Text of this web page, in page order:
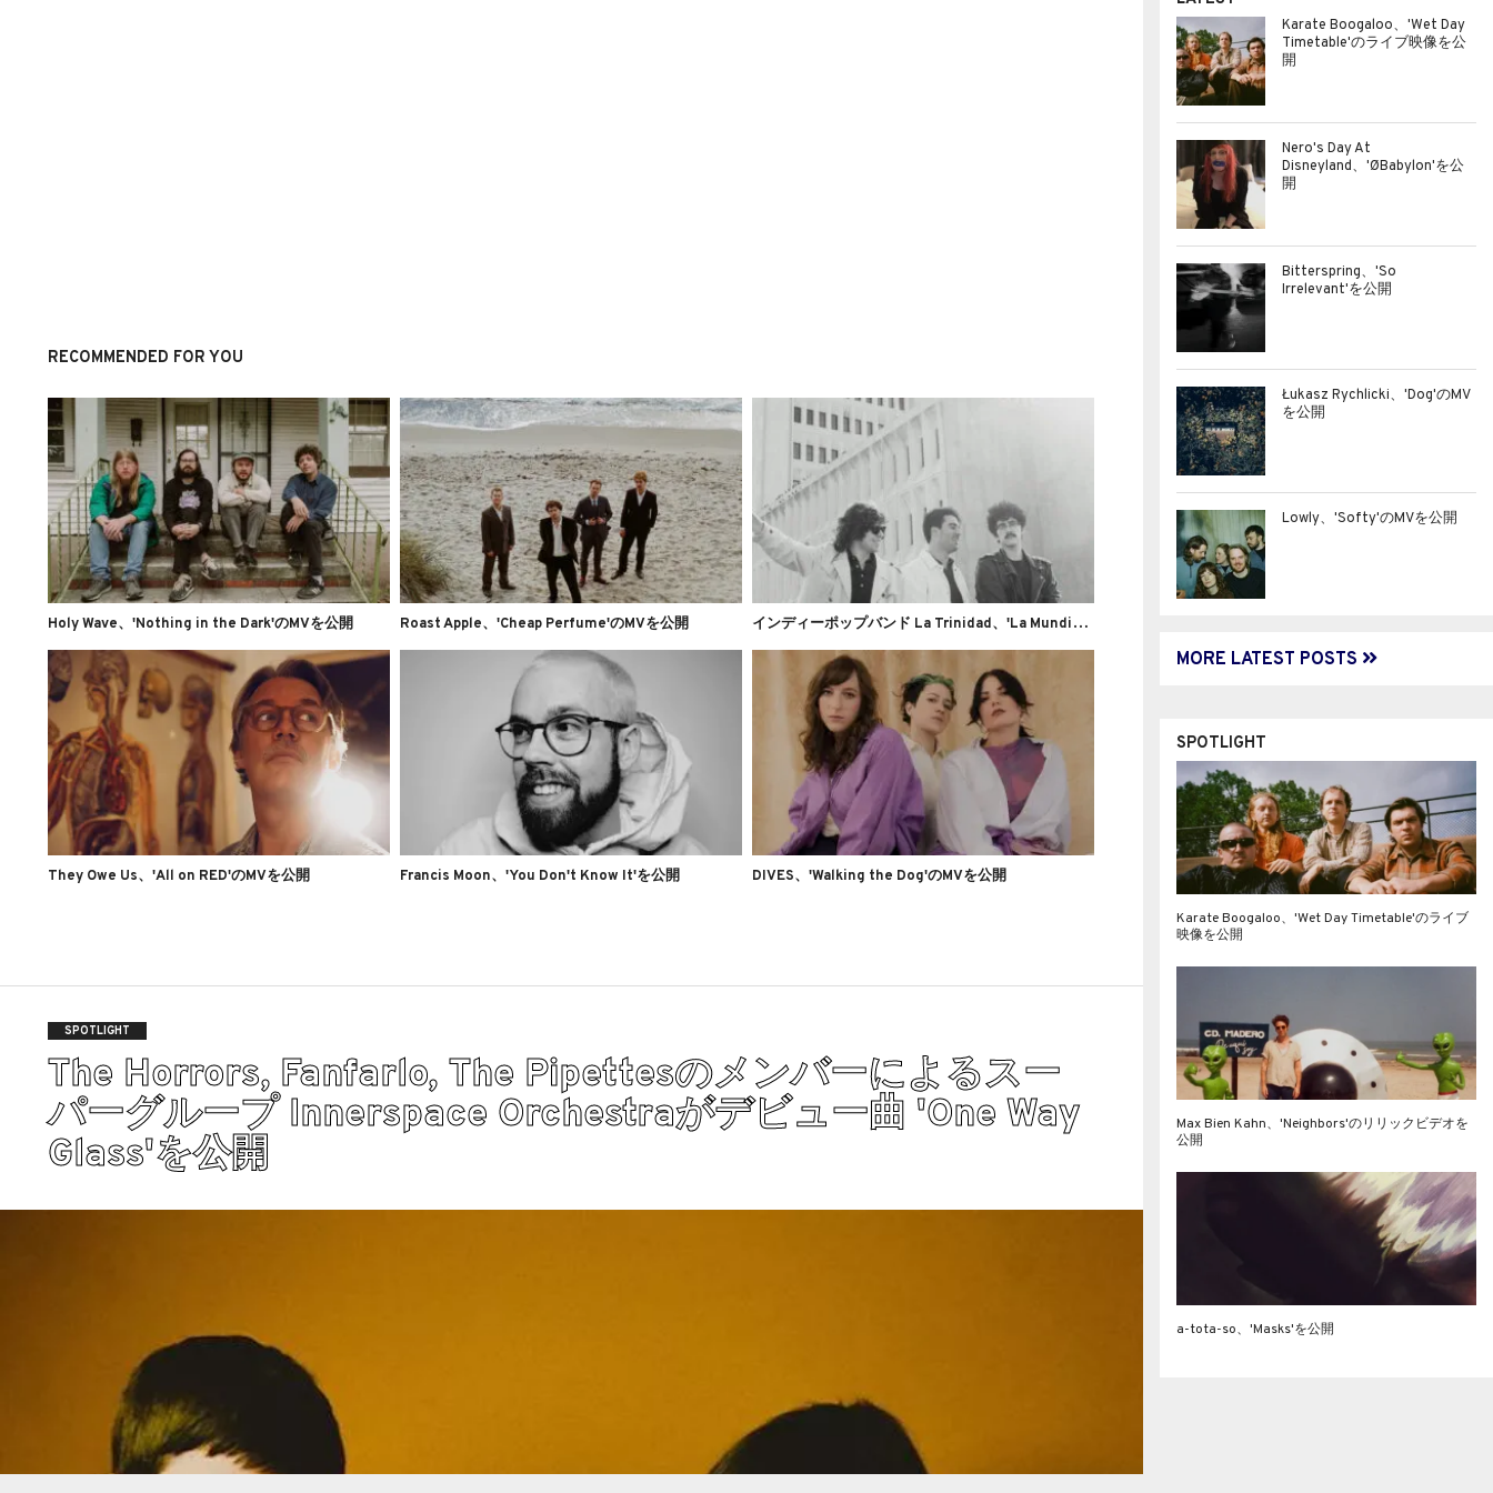
RECOMMENDED FOR YOU
Holy Wave、'Nothing in the Dark'のMVを公開 Roast Apple、'Cheap Perfume'のMVを公開 イ
ンディーポップバンド La Trinidad、'La Mundial'のMVを公開
They Owe Us、'All on RED'のMVを公開 Francis Moon、'You Don't Know It'を公開 DIVES、'Walking the Dog'のMVを公開
Karate Boogaloo、'Wet Day
Timetable'のライブ映像を公
開
Nero's Day At
Disneyland、'ØBabylon'を公
開
Bitterspring、'So
Irrelevant'を公開
Łukasz Rychlicki、'Dog'のMV
を公開
Lowly、'Softy'のMVを公開
MORE LATEST POSTS